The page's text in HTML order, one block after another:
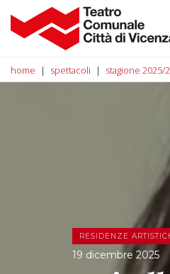
home spettacoli stagione 2025/
RESIDENZE
19 dicembre 2025